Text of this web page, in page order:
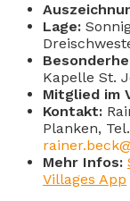
Lage:
Kapelle St.
Mitglied im
Kontakt:
Planken,
Mehr Infos:
Villages App